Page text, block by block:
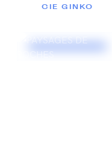
CIE GINKO